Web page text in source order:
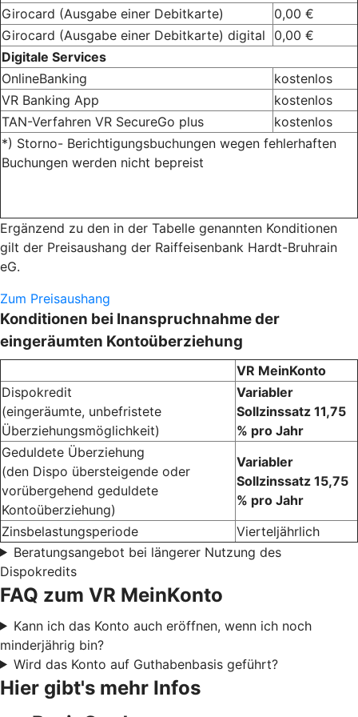
Girocard (Ausgabe einer Debitkarte)
0,00 €
Girocard (Ausgabe einer Debitkarte) digital
0,00 €
Digitale Services
OnlineBanking
kostenlos
VR Banking App
kostenlos
TAN-Verfahren VR SecureGo plus
kostenlos
*) Storno- Berichtigungsbuchungen wegen fehlerhaften
Buchungen werden nicht bepreist
Ergänzend zu den in der Tabelle genannten Konditionen
gilt der Preisaushang der Raiffeisenbank Hardt-Bruhrain
eG.
Zum Preisaushang
Konditionen bei Inanspruchnahme der
eingeräumten Kontoüberziehung
VR MeinKonto
Dispokredit
(eingeräumte, unbefristete
Überziehungsmöglichkeit)
Variabler
Sollzinssatz 11,75
% pro Jahr
Geduldete Überziehung
(den Dispo übersteigende oder
vorübergehend geduldete
Kontoüberziehung)
Variabler
Sollzinssatz 15,75
% pro Jahr
Zinsbelastungsperiode
Vierteljährlich
Beratungsangebot bei längerer Nutzung des
Dispokredits
FAQ zum VR MeinKonto
Kann ich das Konto auch eröffnen, wenn ich noch
minderjährig bin?
Wird das Konto auf Guthabenbasis geführt?
Hier gibt's mehr Infos